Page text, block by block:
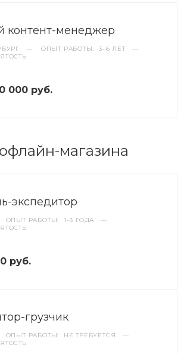
контент-менеджер
— ОПЫТ РАБОТЫ: 3–6 ЛЕТ
—
000 руб.
магазина
экспедитор
ОПЫТ РАБОТЫ: 1–3 ГОДА
—
руб.
грузчик
ОПЫТ РАБОТЫ: НЕ ТРЕБУЕТСЯ
—